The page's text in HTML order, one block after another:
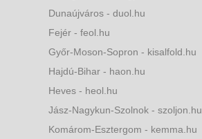
Dunaújváros - duol.hu
Fejér - feol.hu
Győr-Moson-Sopron - kisalfold.hu
Hajdú-Bihar - haon.hu
Heves - heol.hu
Jász-Nagykun-Szolnok - szoljon.hu
Komárom-Esztergom - kemma.hu